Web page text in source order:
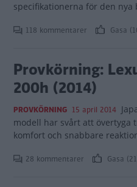
specifikationerna för den nya
118 kommentarer Gasa
Provkörning:
200h (2014)
PROVKÖRNING 15 april 2014
modell har svårt att
komfort och snabbare
28 kommentarer Gasa